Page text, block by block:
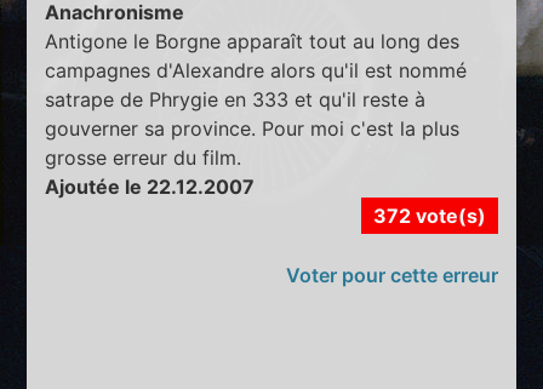
Anachronisme
Antigone le Borgne apparaît tout au long des
campagnes d'Alexandre alors qu'il est nommé
satrape de Phrygie en 333 et qu'il reste à
gouverner sa province. Pour moi c'est la plus
grosse erreur du film.
Ajoutée le 22.12.2007
372 vote(s)
Voter pour cette erreur